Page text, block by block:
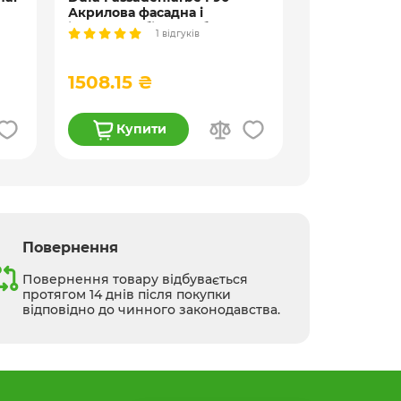
Акрилова фасадна і
інтер’єрна біла фарба, 10 л,
15,6 кг
1 відгуків
1508.15 ₴
Купити
Повернення
Повернення товару відбувається
протягом 14 днів після покупки
відповідно до чинного законодавства.